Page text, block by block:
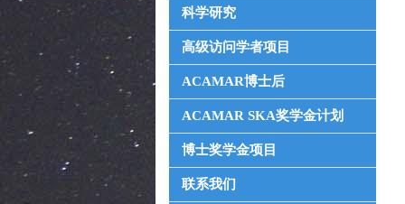
科学研究
高级访问学者项目
ACAMAR博士后
ACAMAR SKA奖学金计划
博士奖学金项目
联系我们